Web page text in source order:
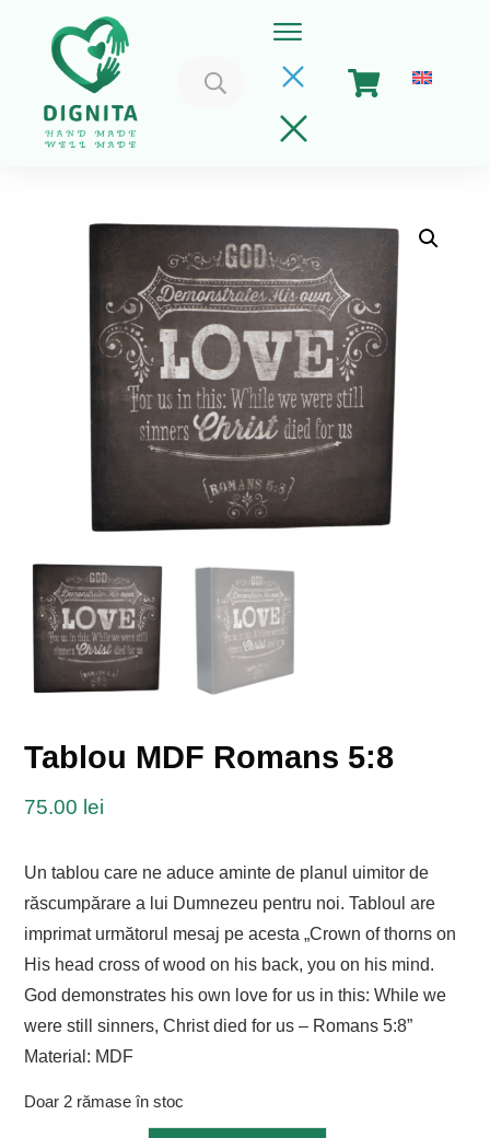
Caută
după:
Home
Coșul meu
Implica-te
Tablou MDF Romans 5:8
75.00 lei
Un tablou care ne aduce aminte de planul uimitor de
răscumpărare a lui Dumnezeu pentru noi. Tabloul are
imprimat următorul mesaj pe acesta „Crown of thorns on
His head cross of wood on his back, you on his mind.
God demonstrates his own love for us in this: While we
were still sinners, Christ died for us – Romans 5:8”
Material: MDF
Doar 2 rămase în stoc